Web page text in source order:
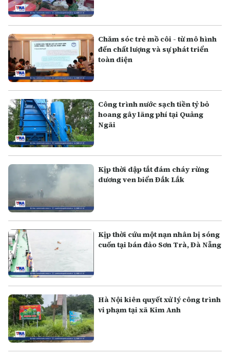
Chăm sóc trẻ mồ côi - từ mô hình
đến chất lượng và sự phát triển
toàn diện
Công trình nước sạch tiền tỷ bỏ
hoang gây lãng phí tại Quảng
Ngãi
Kịp thời dập tắt đám cháy rừng
dương ven biển Đắk Lắk
Kịp thời cứu một nạn nhân bị sóng
cuốn tại bán đảo Sơn Trà, Đà Nẵng
Hà Nội kiên quyết xử lý công trình
vi phạm tại xã Kim Anh